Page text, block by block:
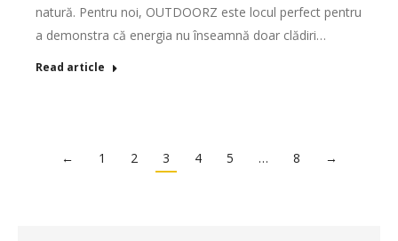
natură. Pentru noi, OUTDOORZ este locul perfect pentru
a demonstra că energia nu înseamnă doar clădiri…
Read article
← 1 2 3 4 5 … 8 →